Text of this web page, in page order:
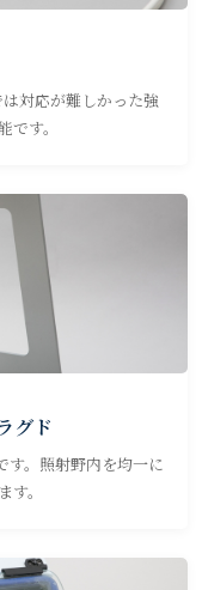
対応が難しかった強
す。
グド
。照射野内を均一に
。